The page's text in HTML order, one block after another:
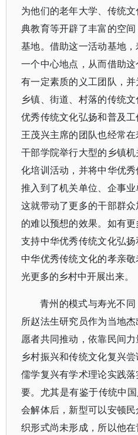
为他们的老年大学、传统
典教育等开辟了丰富的空
基地。借助这一活动基地
一个中心地点，从而借助
有一定素质的义工团队，并
乡镇、街道、村落的传统
优秀传统文化弘扬和普及
王茂兴主席的团队也经常
干部学院举行大型的乡镇
化培训活动，并将中华优
推入到了机关单位、企事
这就带动了更多的干部群
的难以预想的效果。如有
支持中华优秀传统文化弘
中华优秀传统文化的孝亲
光更多的乡村中开展出来。
青州的模式与寿光不
所赵法生研究员作为当地
愿者共同推动，依靠民间
乡村振兴和传统文化复兴
儒学复兴有学术理论实践
要。尤其是有鉴于传统中
会解体后，新型可以安顿
织形式尚未形成，所以他